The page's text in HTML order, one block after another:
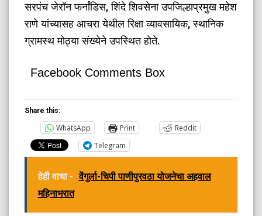
सरपंच जेरॉन फर्नांडिस, शिंदे शिवसेना उपजिल्हाप्रमुख महेश
राणे यांच्यासह आचरा येथील रिक्षा व्यावसायिक, स्थानिक
ग्रामस्थ मोठ्या संख्येने उपस्थित होते.
Facebook Comments Box
Share this:
WhatsApp Print
Reddit
Telegram
हेही वाचा - वेंगुर्ला-चिपी पाणीपुरवठा योजनेचा अहवाल
महिनाभरात